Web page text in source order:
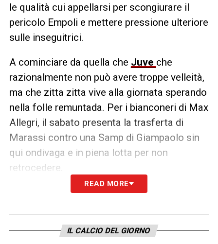
le qualità cui appellarsi per scongiurare il
pericolo Empoli e mettere pressione ulteriore
sulle inseguitrici.
A cominciare da quella che Juve che
razionalmente non può avere troppe velleità,
ma che zitta zitta vive alla giornata sperando
nella folle remuntada. Per i bianconeri di Max
Allegri, il sabato presenta la trasferta di
Marassi contro una Samp di Giampaolo sin
qui ondivaga e in piena lotta per non
retrocedere.
e compagni dovranno innanzitutto
League, con quello spauracchio Villarreal
all’orizzonte che rischia di farsi ingombrante
READ MORE
IL CALCIO DEL GIORNO